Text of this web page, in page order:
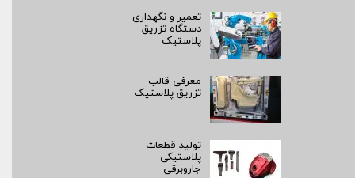
تعمیر و نگهداری
دستگاه تزریق
پلاستیک
معرفی قالب
تزریق پلاستیک
تولید قطعات
پلاستیکی
جاروبرقی